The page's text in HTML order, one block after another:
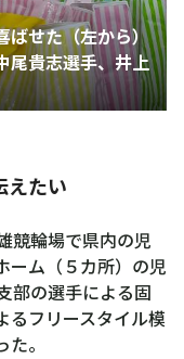
ばせた（左から）
尾貴志選手、井上
えたい
競輪場で県内の児
ーム（５カ所）の児
部の選手による固
るフリースタイル模
。